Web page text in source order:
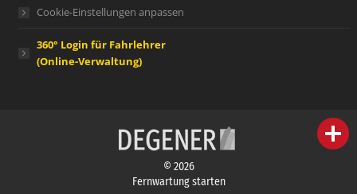
Cookie-Einstellungen anpassen
360° Login für Fahrlehrer
(Online-Verwaltung)
© 2026
Fernwartung starten
person IHR FACHBERATER
campaign